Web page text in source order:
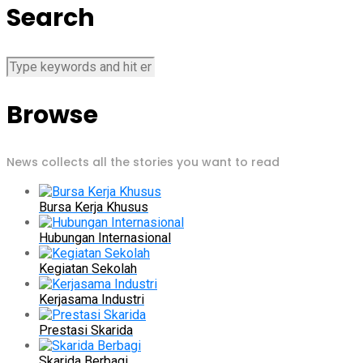
Search
Browse
News collects all the stories you want to read
Bursa Kerja Khusus
Hubungan Internasional
Kegiatan Sekolah
Kerjasama Industri
Prestasi Skarida